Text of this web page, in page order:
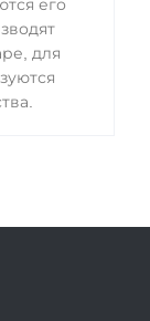
его
для